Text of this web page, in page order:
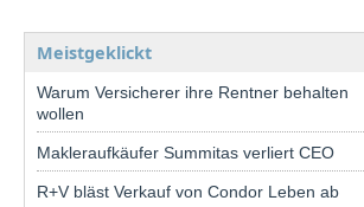
Meistgeklickt
Warum Versicherer ihre Rentner behalten
wollen
Makleraufkäufer Summitas verliert CEO
R+V bläst Verkauf von Condor Leben ab